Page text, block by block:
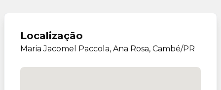
Localização
Maria Jacomel Paccola, Ana Rosa, Cambé/PR